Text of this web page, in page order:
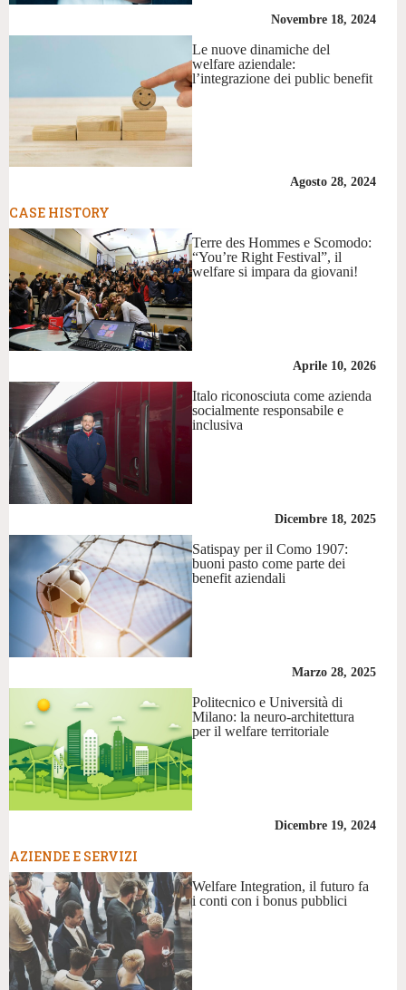
Novembre 18, 2024
Le nuove dinamiche del
welfare aziendale:
l’integrazione dei public benefit
Agosto 28, 2024
CASE HISTORY
Terre des Hommes e Scomodo:
“You’re Right Festival”, il
welfare si impara da giovani!
Aprile 10, 2026
Italo riconosciuta come azienda
socialmente responsabile e
inclusiva
Dicembre 18, 2025
Satispay per il Como 1907:
buoni pasto come parte dei
benefit aziendali
Marzo 28, 2025
Politecnico e Università di
Milano: la neuro-architettura
per il welfare territoriale
Dicembre 19, 2024
AZIENDE E SERVIZI
Welfare Integration, il futuro fa
i conti con i bonus pubblici